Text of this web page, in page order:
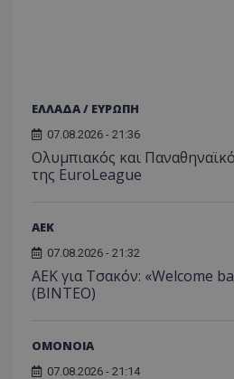
ΕΛΛΑΔΑ / ΕΥΡΩΠΗ
07.08.2026 - 21:36
Ολυμπιακός και
της EuroLeague
ΑEK
07.08.2026 - 21:32
ΑΕΚ για Τσακόν: «Welcome
(ΒΙΝΤΕΟ)
ΟΜΟΝΟΙΑ
07.08.2026 - 21:14